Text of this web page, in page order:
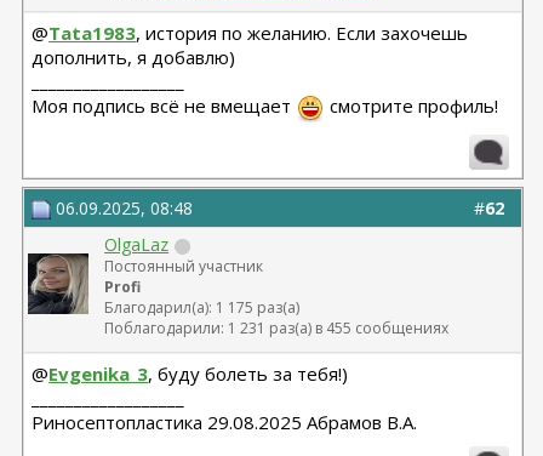
@Tata1983, история по желанию. Если захочешь
дополнить, я добавлю)
Моя подпись всё не вмещает
смотрите профиль!
#62
06.09.2025, 08:48
OlgaLaz
Постоянный участник
Profi
Благодарил(а): 1 175 раз(а)
Поблагодарили: 1 231 раз(а) в 455 сообщениях
@Evgenika_3, буду болеть за тебя!)
Риносептопластика 29.08.2025 Абрамов В.А.